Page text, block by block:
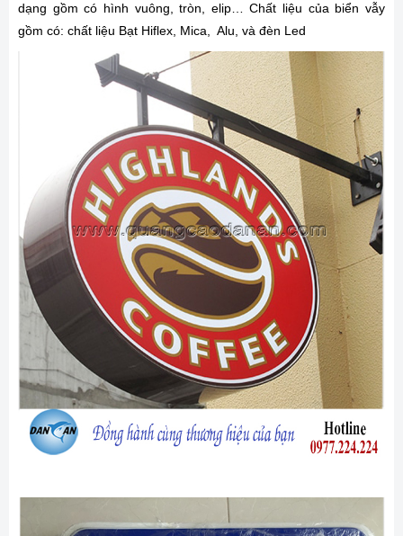
dạng gồm có hình vuông, tròn, elip… Chất liệu của biển vẫy
gồm có: chất liệu Bạt Hiflex, Mica, Alu, và đèn Led